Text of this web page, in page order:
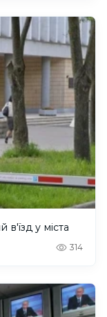
у міста
314